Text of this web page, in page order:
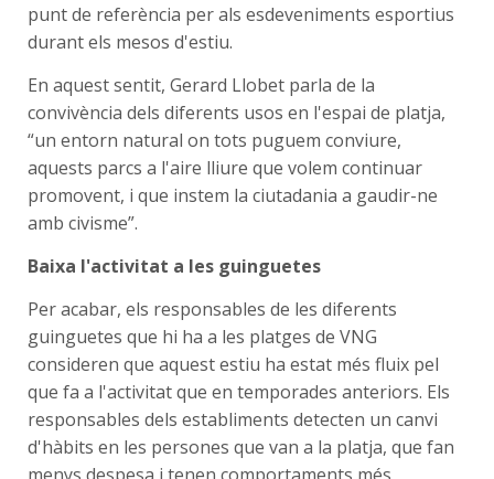
punt de referència per als esdeveniments esportius
durant els mesos d'estiu.
En aquest sentit, Gerard Llobet parla de la
convivència dels diferents usos en l'espai de platja,
“un entorn natural on tots puguem conviure,
aquests parcs a l'aire lliure que volem continuar
promovent, i que instem la ciutadania a gaudir-ne
amb civisme”.
Baixa l'activitat a les guinguetes
Per acabar, els responsables de les diferents
guinguetes que hi ha a les platges de VNG
consideren que aquest estiu ha estat més fluix pel
que fa a l'activitat que en temporades anteriors. Els
responsables dels establiments detecten un canvi
d'hàbits en les persones que van a la platja, que fan